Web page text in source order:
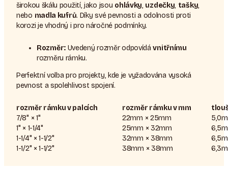
širokou škálu použití, jako jsou ohlávky, uzdečky, tašky,
nebo madla kufrů. Díky své pevnosti a odolnosti proti
korozi je vhodný i pro náročné podmínky.
Rozměr:Uvedený rozměr odpovídávnitřnímu
rozměru rámku.
Perfektní volba pro projekty, kde je vyžadována vysoká
pevnost a spolehlivost spojení.
rozměr rámku v palcích rozměr rámku v mm
7/8" × 1"
22mm × 25mm
1" × 1-1/4"
25mm × 32mm
1-1/4" × 1-1/2"
32mm × 38mm
1-1/2" × 1-1/2"
38mm × 38mm